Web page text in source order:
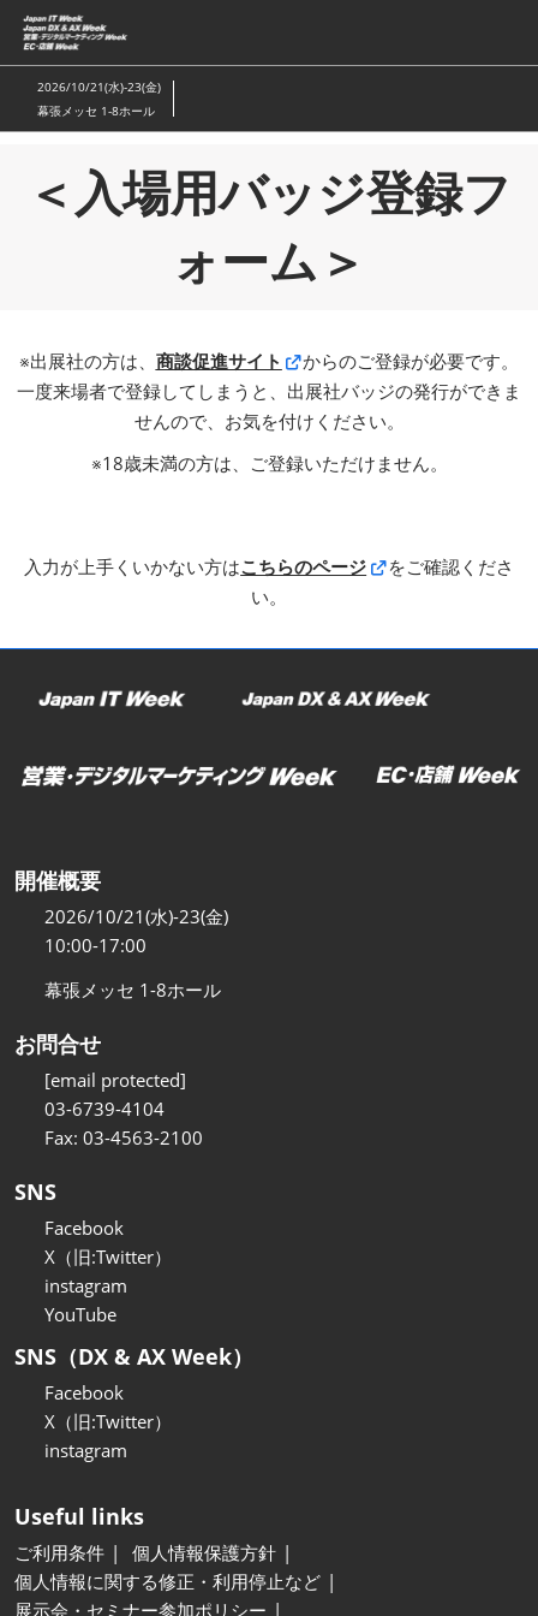
ス
キ
ッ
し
2026/10/21(水)-23(金)
幕張メッセ 1-8ホール
＜入場用バッジ登録フ
ォーム＞
※出展社の方は、 商談促進サイト
からのご登録が必要です。
一度来場者で登録してしまうと、出展社バッジの発行ができま
せんので、お気を付けください。
※18歳未満の方は、ご登録いただけません。
入力が上手くいかない方はこちらのページ
をご確認くださ
い。
開催概要
2026/10/21(水)-23(金)
10:00-17:00
幕張メッセ 1-8ホール
お問合せ
[email protected]
03-6739-4104
Fax: 03-4563-2100
SNS
Facebook
X（旧:Twitter）
instagram
YouTube
SNS（DX & AX Week）
Facebook
X（旧:Twitter）
instagram
Useful links
ご利用条件
個人情報保護方針
個人情報に関する修正・利用停止など
展示会・セミナー参加ポリシー